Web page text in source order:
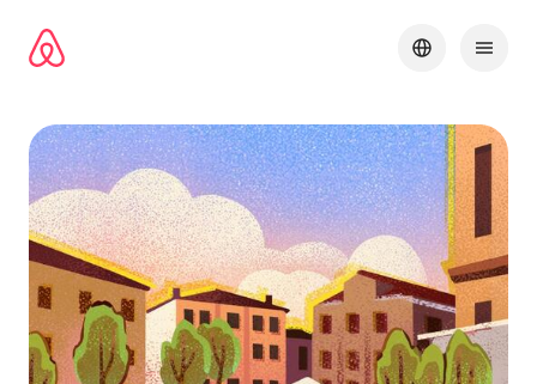
Inhalten
springen